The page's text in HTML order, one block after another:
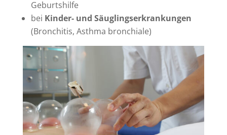
Geburtshilfe
bei Kinder- und Säuglingserkrankungen
(Bronchitis, Asthma bronchiale)